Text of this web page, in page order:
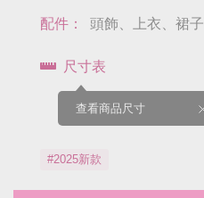
配件： 頭飾、上衣、裙子
尺寸表
查看商品尺寸
#2025新款